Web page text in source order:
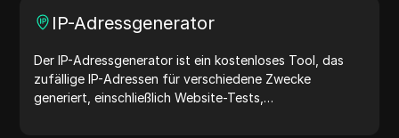
IP-Adressgenerator
Der IP-Adressgenerator ist ein kostenloses Tool, das
zufällige IP-Adressen für verschiedene Zwecke
generiert, einschließlich Website-Tests,